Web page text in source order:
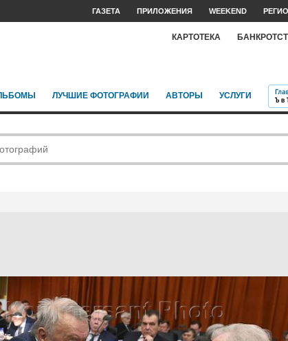
ГАЗЕТА ПРИЛОЖЕНИЯ WEEKEND
КАРТОТЕКА
ЛУЧШИЕ ФОТОГРАФИИ АВТОРЫ УСЛУГИ